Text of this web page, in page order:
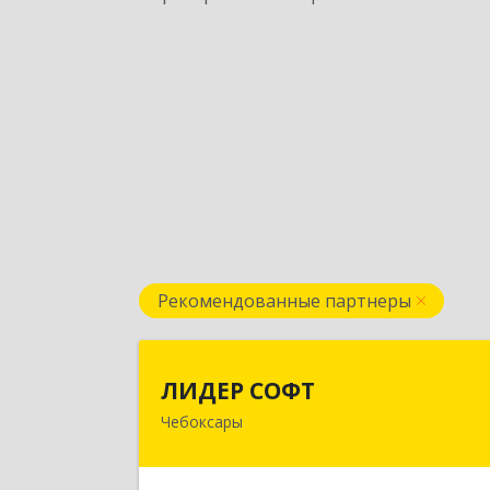
Рекомендованные партнеры
ЛИДЕР СОФТ
Чебоксары428018, Чувашская Республика -